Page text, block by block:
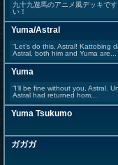
九十九遊馬のアニメ風デッキで
い！
Yuma/Astral
“Let’s do this, Astral! Kattobing
Astral, both him and Yuma are...
Yuma
“I’ll be fine without you, Astral.
Astral had returned hom...
Yuma Tsukumo
ガガガ